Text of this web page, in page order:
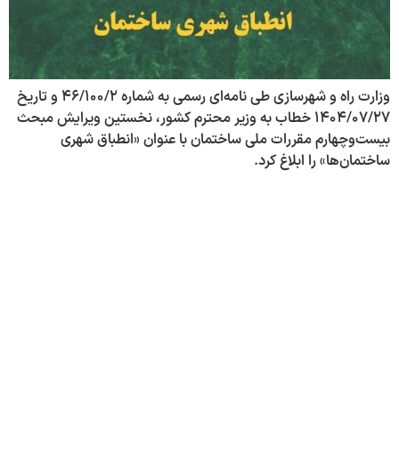
وزارت راه و شهرسازی طی نامه‌ای رسمی به شماره ۴۶/۱۰۰/۲ و تاریخ
۱۴۰۴/۰۷/۲۷ خطاب به وزیر محترم کشور، نخستین ویرایش مبحث
بیست‌وچهارم مقررات ملی ساختمان با عنوان «انطباق شهری
ساختمان‌ها» را ابلاغ کرد.